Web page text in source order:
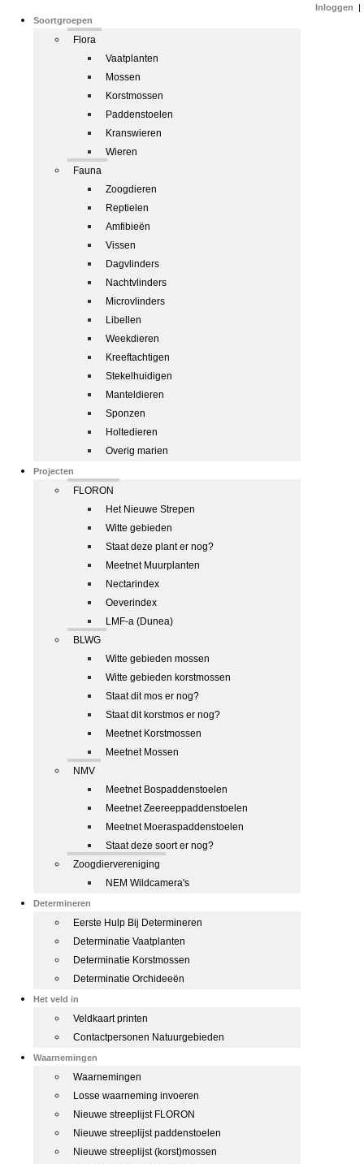
Soortgroepen
Flora
Vaatplanten
Mossen
Korstmossen
Paddenstoelen
Kranswieren
Wieren
Fauna
Zoogdieren
Reptielen
Amfibieën
Vissen
Dagvlinders
Nachtvlinders
Microvlinders
Libellen
Weekdieren
Kreeftachtigen
Stekelhuidigen
Manteldieren
Sponzen
Holtedieren
Overig marien
Projecten
FLORON
Het Nieuwe Strepen
Witte gebieden
Staat deze plant er nog?
Meetnet Muurplanten
Nectarindex
Oeverindex
LMF-a (Dunea)
BLWG
Witte gebieden mossen
Witte gebieden korstmossen
Staat dit mos er nog?
Staat dit korstmos er nog?
Meetnet Korstmossen
Meetnet Mossen
NMV
Meetnet Bospaddenstoelen
Meetnet Zeereeppaddenstoelen
Meetnet Moeraspaddenstoelen
Staat deze soort er nog?
Zoogdiervereniging
NEM Wildcamera's
Determineren
Eerste Hulp Bij Determineren
Determinatie Vaatplanten
Determinatie Korstmossen
Determinatie Orchideeën
Het veld in
Veldkaart printen
Contactpersonen Natuurgebieden
Waarnemingen
Waarnemingen
Losse waarneming invoeren
Nieuwe streeplijst FLORON
Nieuwe streeplijst paddenstoelen
Nieuwe streeplijst (korst)mossen
Inloggen |